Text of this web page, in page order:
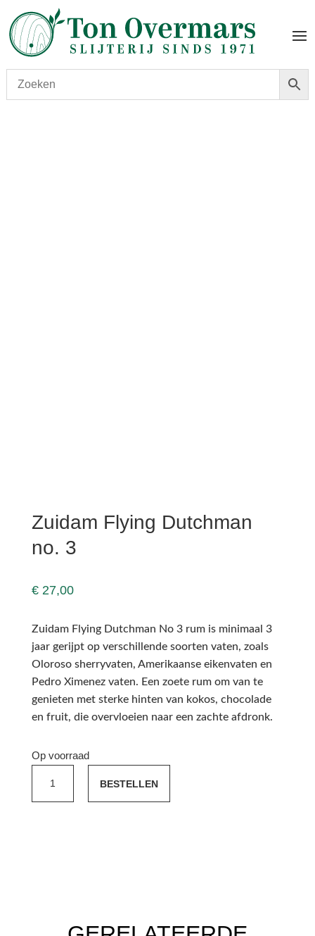
Zuidam Flying Dutchman
no. 3
€27,00
Zuidam Flying Dutchman No 3 rum is minimaal 3
jaar gerijpt op verschillende soorten vaten, zoals
Oloroso sherryvaten, Amerikaanse eikenvaten en
Pedro Ximenez vaten. Een zoete rum om van te
genieten met sterke hinten van kokos, chocolade
en fruit, die overvloeien naar een zachte afdronk.
Op voorraad
Flying
BESTELLEN